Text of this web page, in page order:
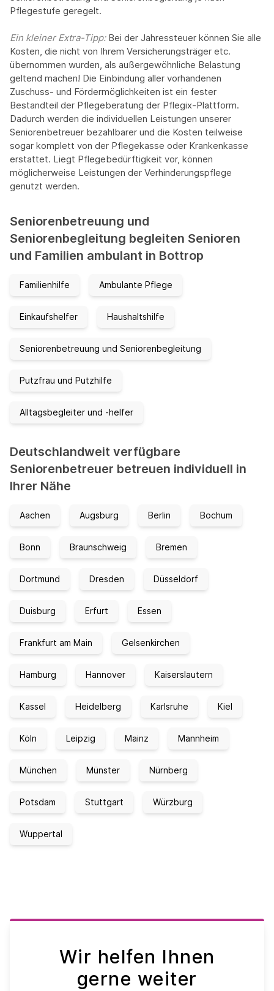
Pflegestufe geregelt.
Ein kleiner Extra-Tipp:‍ Bei der Jahressteuer können Sie alle
Kosten, die nicht von Ihrem Versicherungsträger etc.
übernommen wurden, als außergewöhnliche Belastung
geltend machen! Die Einbindung aller vorhandenen
Zuschuss- und Fördermöglichkeiten ist ein fester
Bestandteil der Pflegeberatung der Pflegix-Plattform.
Dadurch werden die individuellen Leistungen unserer
Seniorenbetreuer bezahlbarer und die Kosten teilweise
sogar komplett von der Pflegekasse oder Krankenkasse
erstattet. Liegt Pflegebedürftigkeit vor, können
möglicherweise Leistungen der Verhinderungspflege
genutzt werden.
Seniorenbetreuung und
Seniorenbegleitung begleiten Senioren
und Familien ambulant in Bottrop
Familienhilfe Ambulante Pflege
Einkaufshelfer Haushaltshilfe
Seniorenbetreuung und Seniorenbegleitung
Putzfrau und Putzhilfe
Alltagsbegleiter und -helfer
Deutschlandweit verfügbare
Seniorenbetreuer betreuen individuell in
Ihrer Nähe
Aachen Augsburg Berlin Bochum
Bonn Braunschweig Bremen
Dortmund Dresden Düsseldorf
Duisburg Erfurt Essen
Frankfurt am Main Gelsenkirchen
Hamburg Hannover Kaiserslautern
Kassel Heidelberg Karlsruhe Kiel
Köln Leipzig Mainz Mannheim
München Münster Nürnberg
Potsdam Stuttgart Würzburg
Wuppertal
Wir helfen Ihnen
gerne weiter